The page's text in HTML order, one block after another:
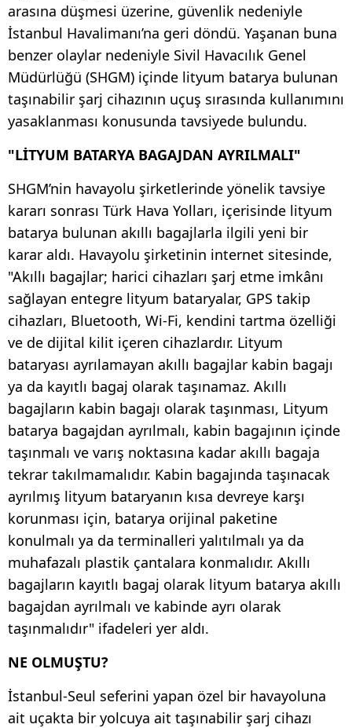
arasına düşmesi üzerine, güvenlik nedeniyle
İstanbul Havalimanı’na geri döndü. Yaşanan buna
benzer olaylar nedeniyle Sivil Havacılık Genel
Müdürlüğü (SHGM) içinde lityum batarya bulunan
taşınabilir şarj cihazının uçuş sırasında kullanımını
yasaklanması konusunda tavsiyede bulundu.
"LİTYUM BATARYA BAGAJDAN AYRILMALI"
SHGM’nin havayolu şirketlerinde yönelik tavsiye
kararı sonrası Türk Hava Yolları, içerisinde lityum
batarya bulunan akıllı bagajlarla ilgili yeni bir
karar aldı. Havayolu şirketinin internet sitesinde,
"Akıllı bagajlar; harici cihazları şarj etme imkânı
sağlayan entegre lityum bataryalar, GPS takip
cihazları, Bluetooth, Wi-Fi, kendini tartma özelliği
ve de dijital kilit içeren cihazlardır. Lityum
bataryası ayrılamayan akıllı bagajlar kabin bagajı
ya da kayıtlı bagaj olarak taşınamaz. Akıllı
bagajların kabin bagajı olarak taşınması, Lityum
batarya bagajdan ayrılmalı, kabin bagajının içinde
taşınmalı ve varış noktasına kadar akıllı bagaja
tekrar takılmamalıdır. Kabin bagajında taşınacak
ayrılmış lityum bataryanın kısa devreye karşı
korunması için, batarya orijinal paketine
konulmalı ya da terminalleri yalıtılmalı ya da
muhafazalı plastik çantalara konmalıdır. Akıllı
bagajların kayıtlı bagaj olarak lityum batarya akıllı
bagajdan ayrılmalı ve kabinde ayrı olarak
taşınmalıdır" ifadeleri yer aldı.
NE OLMUŞTU?
İstanbul-Seul seferini yapan özel bir havayoluna
ait uçakta bir yolcuya ait taşınabilir şarj cihazı